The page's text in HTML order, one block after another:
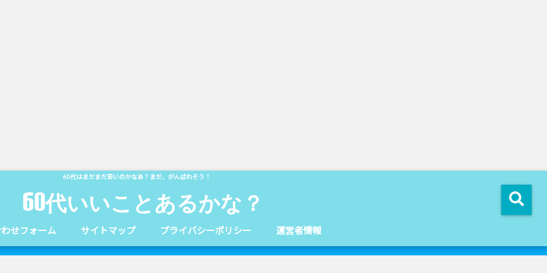
60代はまだまだ若いのかなあ？まだ、がんばれそう！
60代いいことあるかな？
せフォーム サイトマップ プライバシーポリシー 運営者情報